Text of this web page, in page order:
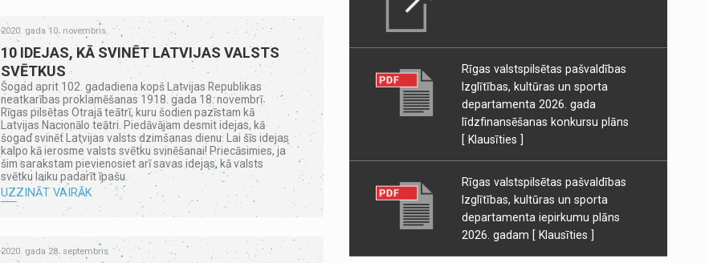
2020. gada 10. novembris
10 IDEJAS, KĀ SVINĒT LATVIJAS VALSTS
SVĒTKUS
Šogad aprit 102. gadadiena kopš Latvijas Republikas
neatkarības proklamēšanas 1918. gada 18. novembrī
Rīgas pilsētas Otrajā teātrī, kuru šodien pazīstam kā
Latvijas Nacionālo teātri. Piedāvājam desmit idejas, kā
šogad svinēt Latvijas valsts dzimšanas dienu. Lai šīs idejas
kalpo kā ierosme valsts svētku svinēšanai! Priecāsimies, ja
šim sarakstam pievienosiet arī savas idejas, kā valsts
svētku laiku padarīt īpašu.
UZZINĀT VAIRĀK
2020. gada 28. septembris
Rīgas valstspilsētas pašvaldības
Izglītības, kultūras un sporta
departamenta 2026. gada
līdzfinansēšanas konkursu plāns
[ Klausīties ]
Rīgas valstspilsētas pašvaldības
Izglītības, kultūras un sporta
departamenta iepirkumu plāns
2026. gadam [ Klausīties ]